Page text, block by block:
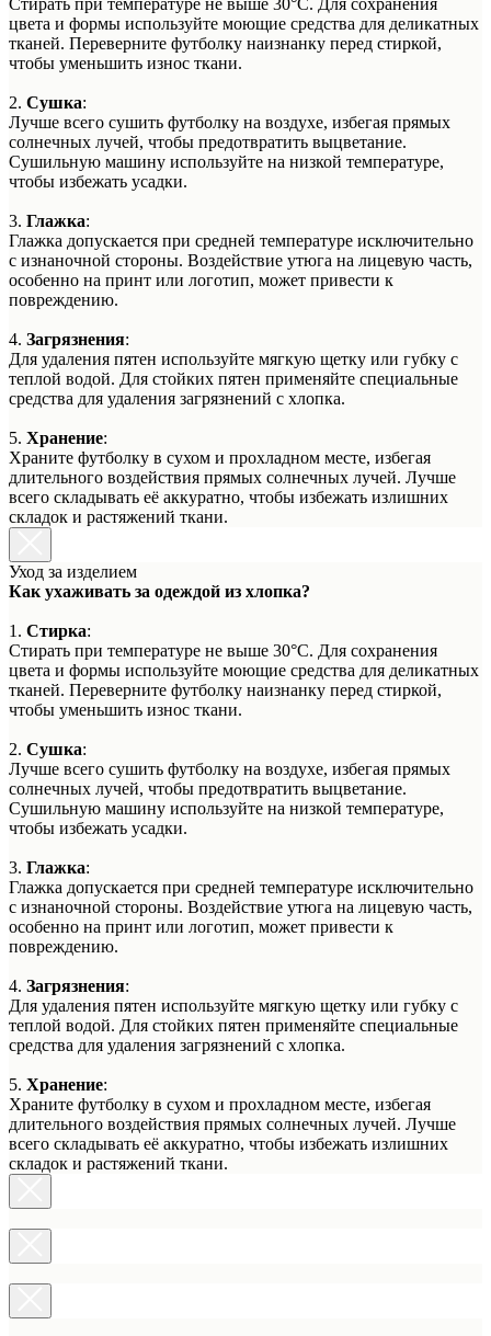
цвета и формы используйте моющие средства для деликатных
тканей. Переверните футболку наизнанку перед стиркой,
чтобы уменьшить износ ткани.
2. Сушка:
Лучше всего сушить футболку на воздухе, избегая прямых
солнечных лучей, чтобы предотвратить выцветание.
Сушильную машину используйте на низкой температуре,
чтобы избежать усадки.
3. Глажка:
Глажка допускается при средней температуре исключительно
с изнаночной стороны. Воздействие утюга на лицевую часть,
особенно на принт или логотип, может привести к
повреждению.
4. Загрязнения:
Для удаления пятен используйте мягкую щетку или губку с
теплой водой. Для стойких пятен применяйте специальные
средства для удаления загрязнений с хлопка.
5. Хранение:
Храните футболку в сухом и прохладном месте, избегая
длительного воздействия прямых солнечных лучей. Лучше
всего складывать её аккуратно, чтобы избежать излишних
складок и растяжений ткани.
Уход за изделием
Как ухаживать за одеждой из хлопка?
1. Стирка:
Стирать при температуре не выше 30°C. Для сохранения
цвета и формы используйте моющие средства для деликатных
тканей. Переверните футболку наизнанку перед стиркой,
чтобы уменьшить износ ткани.
2. Сушка:
Лучше всего сушить футболку на воздухе, избегая прямых
солнечных лучей, чтобы предотвратить выцветание.
Сушильную машину используйте на низкой температуре,
чтобы избежать усадки.
3. Глажка:
Глажка допускается при средней температуре исключительно
с изнаночной стороны. Воздействие утюга на лицевую часть,
особенно на принт или логотип, может привести к
повреждению.
4. Загрязнения:
Для удаления пятен используйте мягкую щетку или губку с
теплой водой. Для стойких пятен применяйте специальные
средства для удаления загрязнений с хлопка.
5. Хранение:
Храните футболку в сухом и прохладном месте, избегая
длительного воздействия прямых солнечных лучей. Лучше
всего складывать её аккуратно, чтобы избежать излишних
складок и растяжений ткани.